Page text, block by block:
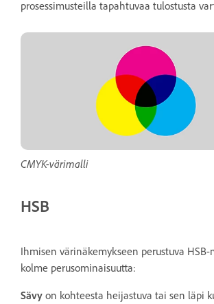
prosessimusteilla tapahtuvaa tulostusta
CMYK-värimalli
HSB
Ihmisen värinäkemykseen perustuva HSB-
kolme perusominaisuutta:
Sävy on kohteesta heijastuva tai sen läpi